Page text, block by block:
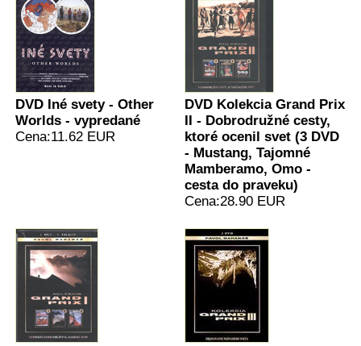
DVD Iné svety - Other
Worlds - vypredané
Cena:11.62 EUR
DVD Kolekcia Grand Prix
II - Dobrodružné cesty,
ktoré ocenil svet (3 DVD
- Mustang, Tajomné
Mamberamo, Omo -
cesta do praveku)
Cena:28.90 EUR